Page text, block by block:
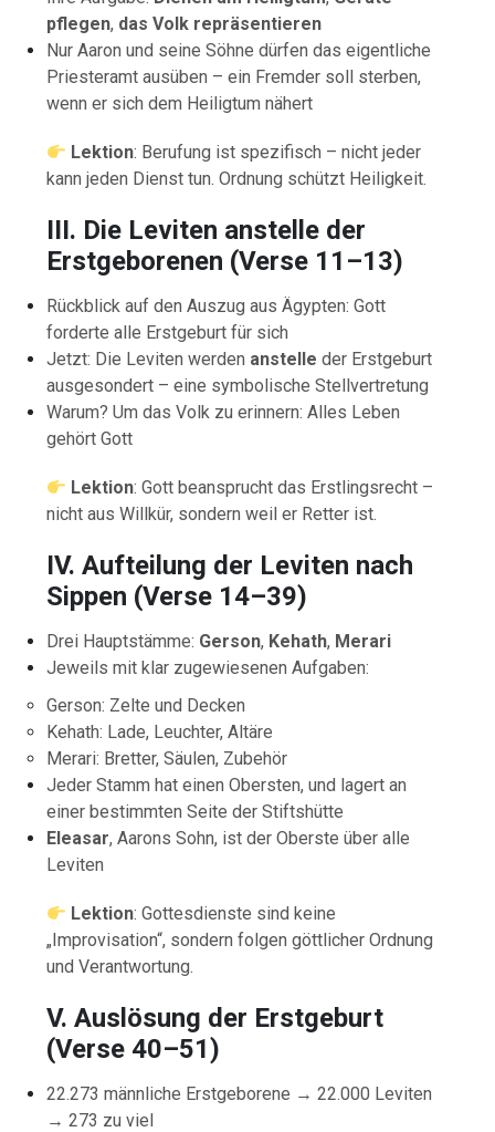
pflegen, das Volk repräsentieren
Nur Aaron und seine Söhne dürfen das eigentliche
Priesteramt ausüben – ein Fremder soll sterben,
wenn er sich dem Heiligtum nähert
Lektion: Berufung ist spezifisch – nicht jeder
kann jeden Dienst tun. Ordnung schützt Heiligkeit.
III. Die Leviten anstelle der
Erstgeborenen (Verse 11–13)
Rückblick auf den Auszug aus Ägypten: Gott
forderte alle Erstgeburt für sich
Jetzt: Die Leviten werden anstelle der Erstgeburt
ausgesondert – eine symbolische Stellvertretung
Warum? Um das Volk zu erinnern: Alles Leben
gehört Gott
Lektion: Gott beansprucht das Erstlingsrecht –
nicht aus Willkür, sondern weil er Retter ist.
IV. Aufteilung der Leviten nach
Sippen (Verse 14–39)
Drei Hauptstämme: Gerson, Kehath, Merari
Jeweils mit klar zugewiesenen Aufgaben:
Gerson: Zelte und Decken
Kehath: Lade, Leuchter, Altäre
Merari: Bretter, Säulen, Zubehör
Jeder Stamm hat einen Obersten, und lagert an
einer bestimmten Seite der Stiftshütte
Eleasar, Aarons Sohn, ist der Oberste über alle
Leviten
Lektion: Gottesdienste sind keine
„Improvisation“, sondern folgen göttlicher Ordnung
und Verantwortung.
V. Auslösung der Erstgeburt
(Verse 40–51)
22.273 männliche Erstgeborene → 22.000 Leviten
→ 273 zu viel